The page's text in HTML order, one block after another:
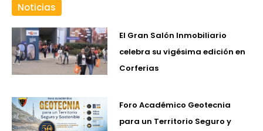
Noticias
El Gran Salón Inmobiliario
celebra su vigésima edición en
Corferias
Foro Académico Geotecnia
para un Territorio Seguro y